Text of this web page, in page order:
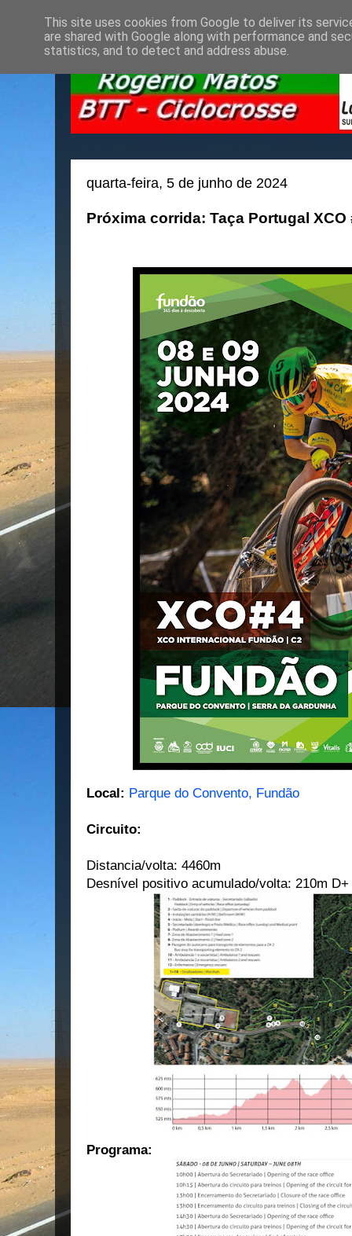
quarta-feira, 5 de junho de 2024
Próxima corrida: Taça Portugal XCO
Local: Parque do Convento, Fundão
Circuito:
Distancia/volta: 4460m
Desnível positivo acumulado/volta: 210m D+
Programa:
This site uses cookies from Google to deliver its
are shared with Google along with performance and
statistics, and to detect and address abuse.